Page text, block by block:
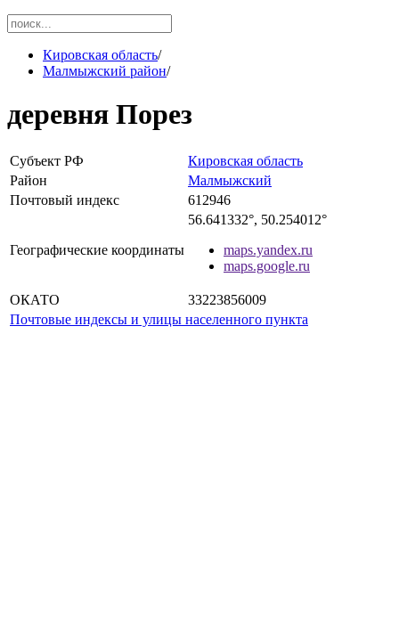
Кировская область/
Малмыжский район/
деревня Порез
Субъект РФ
Кировская область
Район
Малмыжский
Почтовый индекс
612946
Географические координаты
56.641332°, 50.254012°
maps.yandex.ru
maps.google.ru
ОКАТО
33223856009
Почтовые индексы и улицы населенного пункта